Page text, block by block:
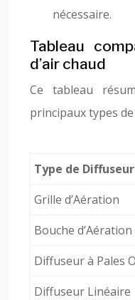
nécessaire.
Tableau
d’air chaud
Ce tableau
principaux types
Type de Diffuseur
Grille d’Aération
Bouche d’Aération
Diffuseur à Pales
Diffuseur Linéaire